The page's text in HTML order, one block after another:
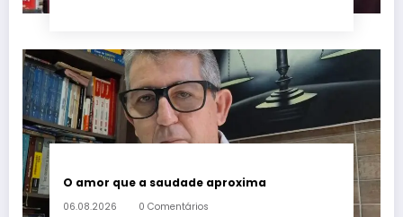
O amor que a saudade aproxima
06.08.2026 0 Comentários